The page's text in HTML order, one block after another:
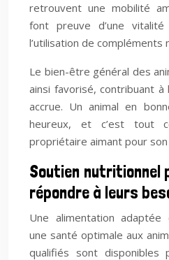
retrouvent une mobilité
font preuve d’une
l’utilisation de compléments
Le bien-être général des
ainsi favorisé, contribuant
accrue. Un animal en
heureux, et c’est tout
propriétaire aimant pour son
Soutien nutritionnel
répondre à leurs
Une alimentation
une santé optimale aux
qualifiés sont disponibles